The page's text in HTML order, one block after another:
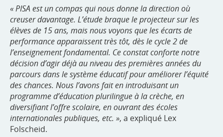
« PISA est un compas qui nous donne la direction où
creuser davantage. L’étude braque le projecteur sur les
élèves de 15 ans, mais nous voyons que les écarts de
performance apparaissent très tôt, dès le cycle 2 de
l’enseignement fondamental. Ce constat conforte notre
décision d’agir déjà au niveau des premières années du
parcours dans le système éducatif pour améliorer l’équité
des chances. Nous l’avons fait en introduisant un
programme d’éducation plurilingue à la crèche, en
diversifiant l’offre scolaire, en ouvrant des écoles
internationales publiques, etc. », a expliqué Lex
Folscheid.